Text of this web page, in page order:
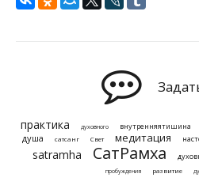
практика духовного внутренняятишина
душа сатсанг Свет медитация
satramha СатРамха
пробуждения развитие